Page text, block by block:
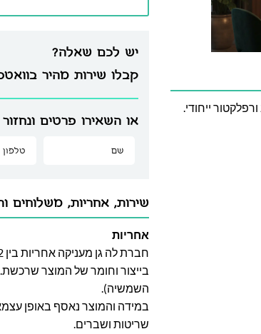
יש לכם שאלה?
קבלו שירות מהיר
או השאירו פרטים
שירות, אחריות, משלוחים
אחריות
בייצור וחומר של המוצר שרכשת.
השמשיה).
במידה והמוצר נאסף באופן
שריטות ושברים.